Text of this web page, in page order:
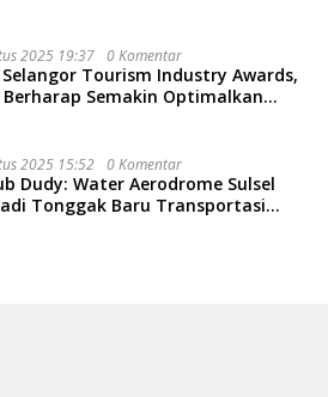
2025 19:37 0 Komentar
Tourism Industry Awards,
Semakin Optimalkan
2025 15:52 0 Komentar
Dudy: Water Aerodrome Sulsel
Tonggak Baru Transportasi